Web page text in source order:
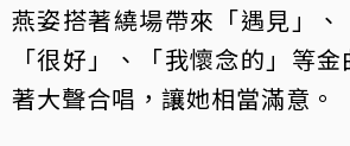
燕姿搭著繞場帶來「遇見」、
「很好」、「我懷念的」等
著大聲合唱，讓她相當滿意。